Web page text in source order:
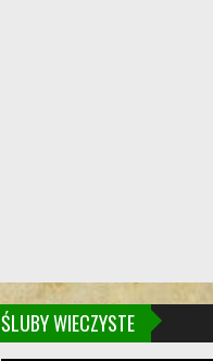
ŚLUBY WIECZYSTE